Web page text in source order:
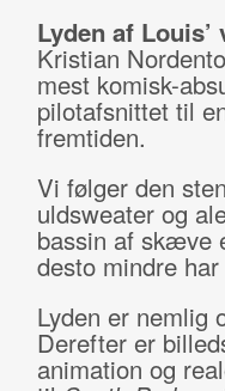
Lyden af
Kristian
mest komisk-
pilotafsnittet til
fremtiden.
Vi følger den
uldsweater og
bassin af skæve
desto mindre
Lyden er nemlig
Derefter er
animation og